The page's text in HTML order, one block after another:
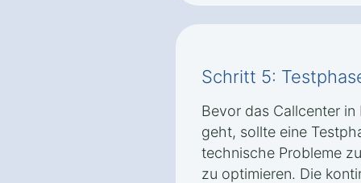
Schritt 5:
Bevor das Callcenter
geht, sollte eine
technische Probleme
zu optimieren. Die